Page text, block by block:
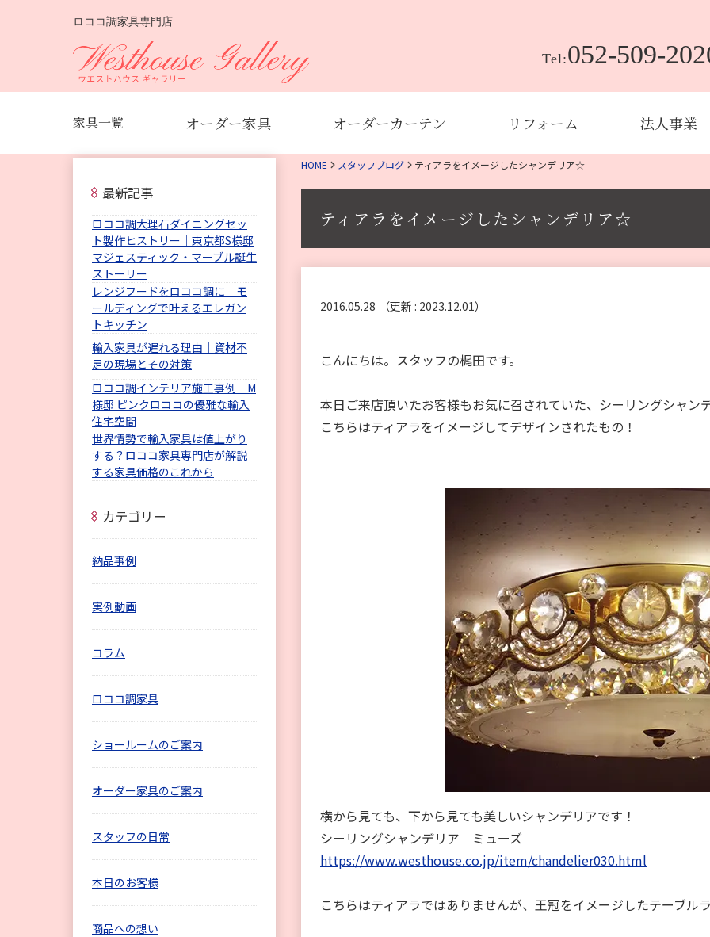
ロココ調家具専門店
Tel:052-509-
家具一覧 オーダー家具 オーダーカーテン リフォーム 法人事業
HOME スタッフブログ ティアラをイメージしたシャンデリア☆
ティアラをイメージしたシャンデリア☆
2016.05.28 （更新 : 2023.12.01）
こんにちは。スタッフの梶田です。
本日ご来店頂いたお客様もお気に召されていた、シーリングシャン
こちらはティアラをイメージしてデザインされたもの！
横から見ても、下から見ても美しいシャンデリアです！
シーリングシャンデリア ミューズ
https://www.westhouse.co.jp/item/chandelier030.html
こちらはティアラではありませんが、王冠をイメージしたテーブル
最新記事
ロココ調大理石ダイニングセッ
ト製作ヒストリー｜東京都S様邸
マジェスティック・マーブル誕生
ストーリー
レンジフードをロココ調に｜モ
ールディングで叶えるエレガン
トキッチン
輸入家具が遅れる理由｜資材不
足の現場とその対策
ロココ調インテリア施工事例｜M
様邸 ピンクロココの優雅な輸入
住宅空間
世界情勢で輸入家具は値上がり
する？ロココ家具専門店が解説
する家具価格のこれから
カテゴリー
納品事例
実例動画
コラム
ロココ調家具
ショールームのご案内
オーダー家具のご案内
スタッフの日常
本日のお客様
商品への想い